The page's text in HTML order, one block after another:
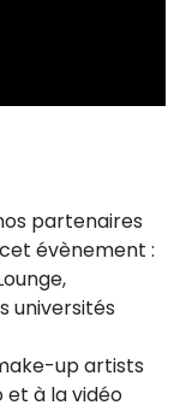
partenaires
évènement :
universités
up artists
et à la vidéo